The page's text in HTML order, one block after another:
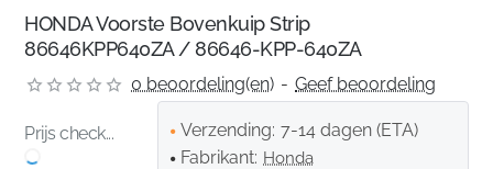
HONDA Voorste Bovenkuip Strip
86646KPP640ZA / 86646-KPP-640ZA
0 beoordeling(en) - Geef beoordeling
Prijs check... Verzending: 7-14 dagen (ETA)
Fabrikant: Honda